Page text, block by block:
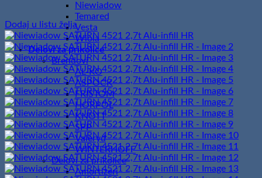
Niewiadow
Temared
Vesta
Wiola
Delovi za prikolice
Brendovi
AL-KO
ASPOCK
FRISTOM
HORPOL
KNOTT
SPP
Valeryd
WINTERHOFF
Delovi za prikolice
Amortizeri
Dodaj u listu želja